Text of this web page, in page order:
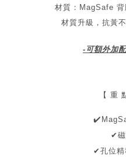
材質：MagSafe
材質升級，抗黃
-可額外加
【 重
✔
✔
✔ 孔位